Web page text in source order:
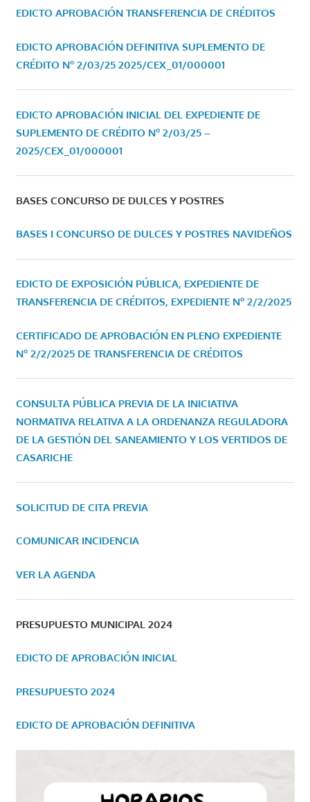
EDICTO APROBACIÓN TRANSFERENCIA DE CRÉDITOS
EDICTO APROBACIÓN DEFINITIVA SUPLEMENTO DE
CRÉDITO Nº 2/03/25 2025/CEX_01/000001
EDICTO APROBACIÓN INICIAL DEL EXPEDIENTE DE
SUPLEMENTO DE CRÉDITO Nº 2/03/25 –
2025/CEX_01/000001
BASES CONCURSO DE DULCES Y POSTRES
BASES I CONCURSO DE DULCES Y POSTRES NAVIDEÑOS
EDICTO DE EXPOSICIÓN PÚBLICA, EXPEDIENTE DE
TRANSFERENCIA DE CRÉDITOS, EXPEDIENTE Nº 2/2/2025
CERTIFICADO DE APROBACIÓN EN PLENO EXPEDIENTE
Nº 2/2/2025 DE TRANSFERENCIA DE CRÉDITOS
CONSULTA PÚBLICA PREVIA DE LA INICIATIVA
NORMATIVA RELATIVA A LA ORDENANZA REGULADORA
DE LA GESTIÓN DEL SANEAMIENTO Y LOS VERTIDOS DE
CASARICHE
SOLICITUD DE CITA PREVIA
COMUNICAR INCIDENCIA
VER LA AGENDA
PRESUPUESTO MUNICIPAL 2024
EDICTO DE APROBACIÓN INICIAL
PRESUPUESTO 2024
EDICTO DE APROBACIÓN DEFINITIVA